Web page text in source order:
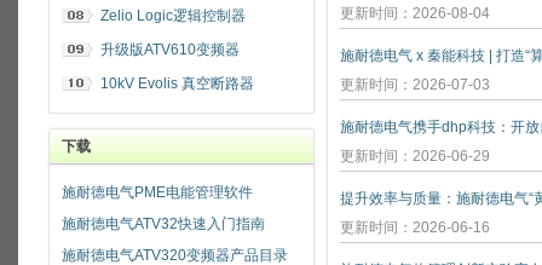
Zelio Logic逻辑控制器
升级版ATV610变频器
10kV Evolis 真空断路器
下载
施耐德电气PME电能管理软件
施耐德电气ATV32快速入门指南
施耐德电气ATV320变频器产品目录
更新时间：2026-08-04
施耐德电气 x 秦能科技 | 打造“
更新时间：2026-07-03
更新时间：2026-06-29
更新时间：2026-06-16